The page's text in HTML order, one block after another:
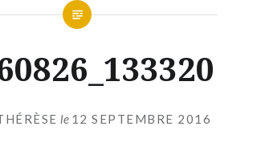
le 12 SEPTEMBRE 2016